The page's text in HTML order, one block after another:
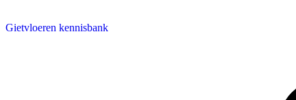
Gietvloeren kennisbank